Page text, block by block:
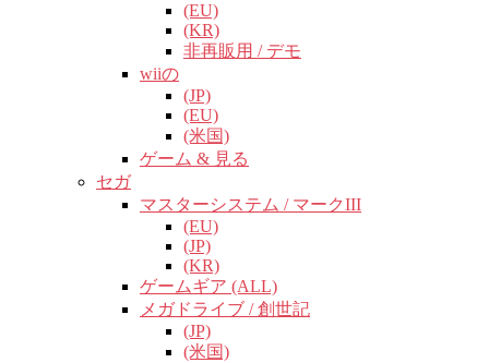
(EU)
(KR)
非再販用 / デモ
wiiの
(JP)
(EU)
(米国)
ゲーム & 見る
セガ
マスターシステム / マークIII
(EU)
(JP)
(KR)
ゲームギア (ALL)
メガドライブ / 創世記
(JP)
(米国)